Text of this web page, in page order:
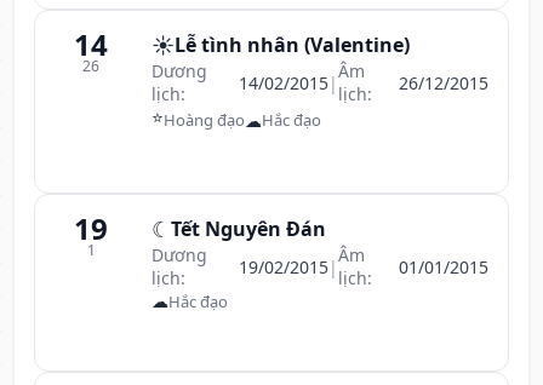
14
26
☀️Lễ tình nhân (Valentine)
Dương
lịch:
14/02/2015|Âm
lịch:
26/12/2015
⭐Hoàng đạo☁Hắc đạo
19
1
☾ Tết Nguyên Đán
Dương
lịch:
19/02/2015|Âm
lịch:
01/01/2015
☁Hắc đạo